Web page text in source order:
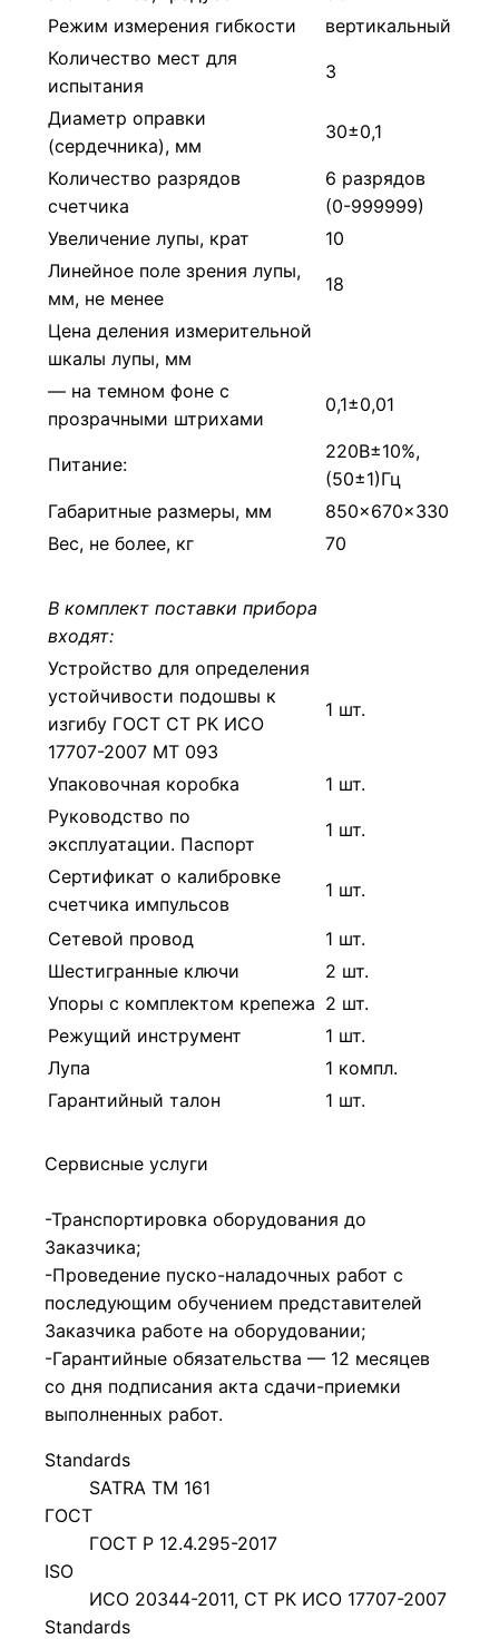
Режим измерения гибкости
вертикальный
Количество мест для
испытания
3
Диаметр оправки
(сердечника), мм
30±0,1
Количество разрядов
счетчика
6 разрядов
(0-999999)
Увеличение лупы, крат
10
Линейное поле зрения лупы,
мм, не менее
18
Цена деления измерительной
шкалы лупы, мм
— на темном фоне с
прозрачными штрихами
0,1±0,01
Питание:
220В±10%,
(50±1)Гц
Габаритные размеры, мм
850×670×330
Вес, не более, кг
70
В комплект поставки прибора
входят:
Устройство для определения
устойчивости подошвы к
изгибу ГОСТ СТ РК ИСО
17707-2007 МТ 093
1 шт.
Упаковочная коробка
1 шт.
Руководство по
эксплуатации. Паспорт
1 шт.
Сертификат о калибровке
счетчика импульсов
1 шт.
Сетевой провод
1 шт.
Шестигранные ключи
2 шт.
Упоры с комплектом крепежа 2 шт.
Режущий инструмент
1 шт.
Лупа
1 компл.
Гарантийный талон
1 шт.
Сервисные услуги
-Транспортировка оборудования до
Заказчика;
-Проведение пуско-наладочных работ с
последующим обучением представителей
Заказчика работе на оборудовании;
-Гарантийные обязательства — 12 месяцев
со дня подписания акта сдачи-приемки
выполненных работ.
Standards
SATRA TM 161
ГОСТ
ГОСТ Р 12.4.295-2017
ISO
ИСО 20344-2011, СТ РК ИСО 17707-2007
Standards